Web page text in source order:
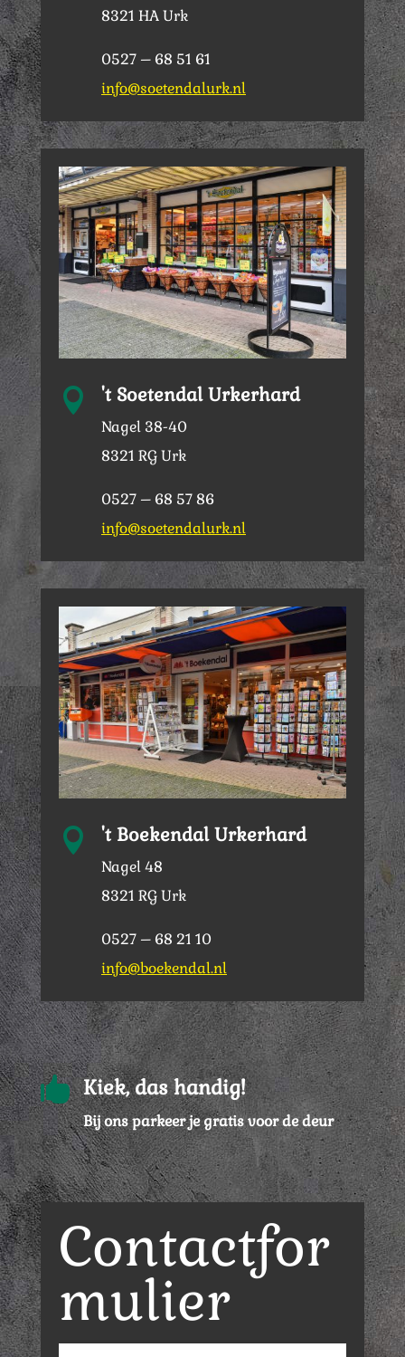
8321 HA Urk
0527 – 68 51 61
info@soetendalurk.nl
 't Soetendal Urkerhard
Nagel 38-40
8321 RG Urk
0527 – 68 57 86
info@soetendalurk.nl
 't Boekendal Urkerhard
Nagel 48
8321 RG Urk
0527 – 68 21 10
info@boekendal.nl
 Kiek, das handig!
Bij ons parkeer je gratis voor de deur
Contactfor
mulier